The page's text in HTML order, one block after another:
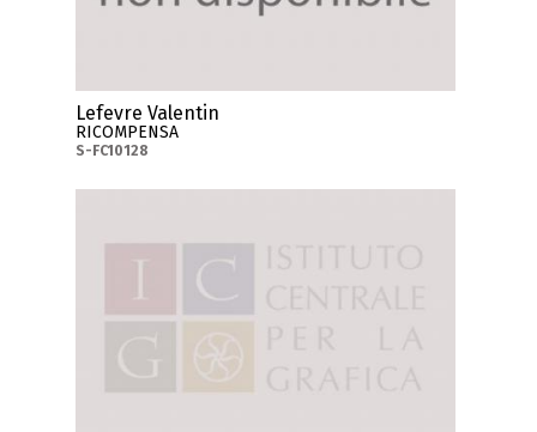
Lefevre Valentin
RICOMPENSA
S-FC10128